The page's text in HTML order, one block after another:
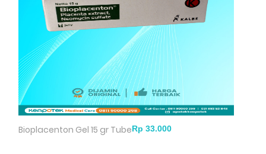
Bioplacenton Gel 15 gr Tube